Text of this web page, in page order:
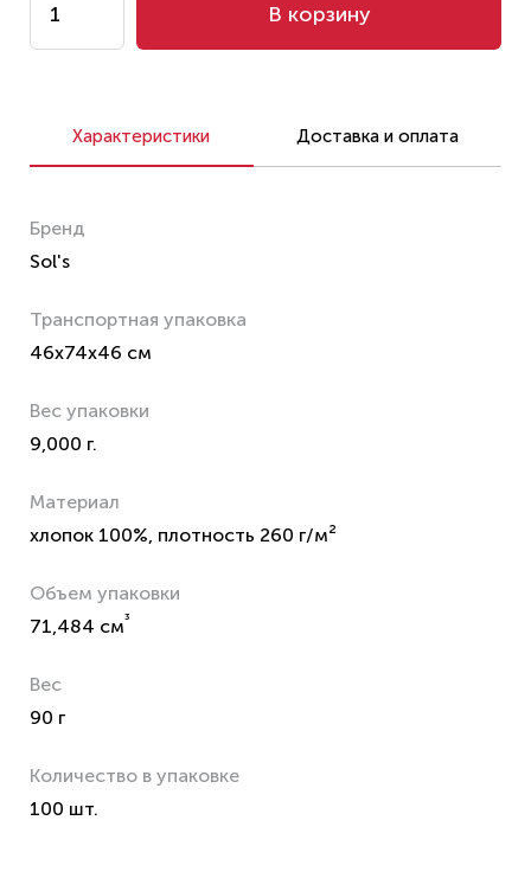
В корзину
Характеристики Доставка и оплата
Бренд
Sol's
Транспортная упаковка
46x74x46 см
Вес упаковки
9,000 г.
Материал
хлопок 100%, плотность 260 г/м²
Объем упаковки
71,484 см³
Вес
90 г
Количество в упаковке
100 шт.